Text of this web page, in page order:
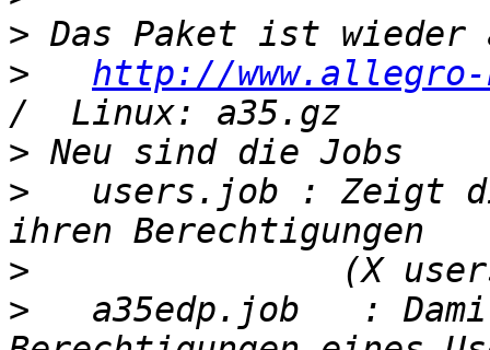
>
>
http://www.allegro-
>
>
users.job : Zeigt
>
>
a35edp.job   :